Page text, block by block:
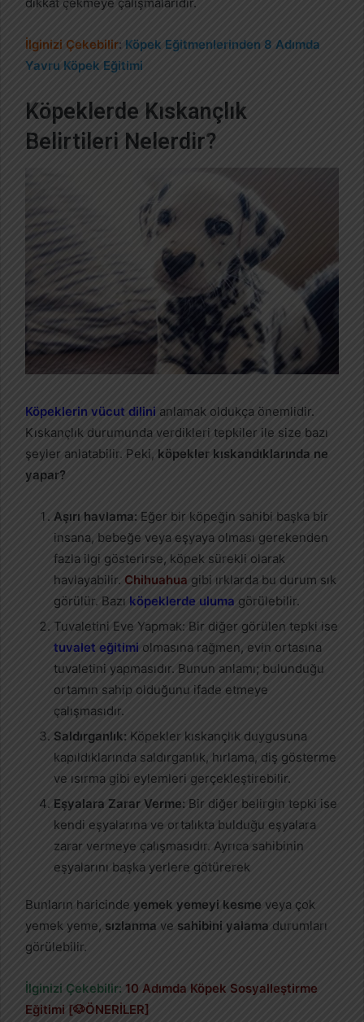
İlginizi Çekebilir: Köpek Eğitmenlerinden 8 Adımda
Yavru Köpek Eğitimi
Köpeklerde Kıskançlık
Belirtileri Nelerdir?
Köpeklerin vücut dilini anlamak oldukça önemlidir.
Kıskançlık durumunda verdikleri tepkiler ile size bazı
şeyler anlatabilir. Peki, köpekler kıskandıklarında ne
yapar?
Aşırı havlama: Eğer bir köpeğin sahibi başka bir
insana, bebeğe veya eşyaya olması gerekenden
fazla ilgi gösterirse, köpek sürekli olarak
havlayabilir. Chihuahua gibi ırklarda bu durum sık
görülür. Bazı köpeklerde uluma görülebilir.
Tuvaletini Eve Yapmak: Bir diğer görülen tepki ise
tuvalet eğitimi olmasına rağmen, evin ortasına
tuvaletini yapmasıdır. Bunun anlamı; bulunduğu
ortamın sahip olduğunu ifade etmeye
çalışmasıdır.
Saldırganlık: Köpekler kıskançlık duygusuna
kapıldıklarında saldırganlık, hırlama, diş gösterme
ve ısırma gibi eylemleri gerçekleştirebilir.
Eşyalara Zarar Verme: Bir diğer belirgin tepki ise
kendi eşyalarına ve ortalıkta bulduğu eşyalara
zarar vermeye çalışmasıdır. Ayrıca sahibinin
eşyalarını başka yerlere götürerek
Bunların haricinde yemek yemeyi kesme veya çok
yemek yeme, sızlanma ve sahibini yalama durumları
görülebilir.
İlginizi Çekebilir: 10 Adımda Köpek Sosyalleştirme
Eğitimi [🐶ÖNERİLER]